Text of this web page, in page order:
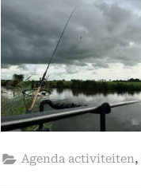
Agenda activiteiten,